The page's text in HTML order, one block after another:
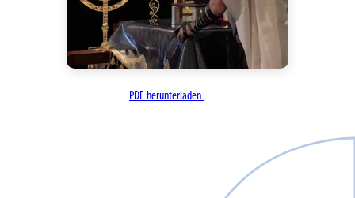
PDF herunterladen